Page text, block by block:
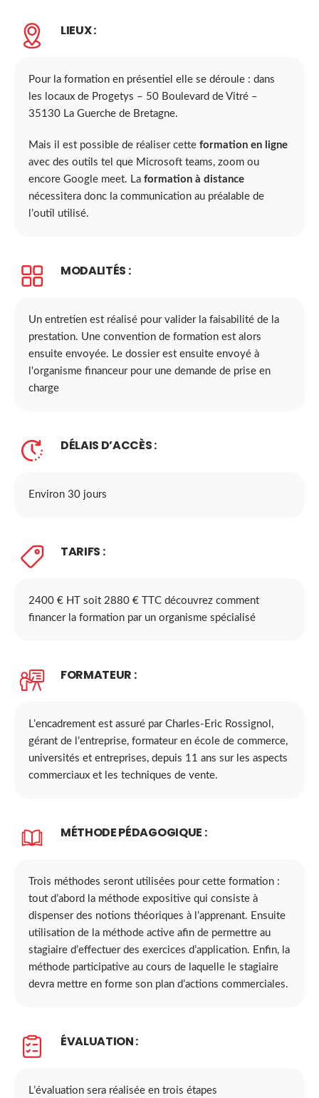
LIEUX :
Pour la formation en présentiel elle se déroule : dans
les locaux de Progetys – 50 Boulevard de Vitré –
35130 La Guerche de Bretagne.
Mais il est possible de réaliser cette formation en ligne
avec des outils tel que Microsoft teams, zoom ou
encore Google meet. La formation à distance
nécessitera donc la communication au préalable de
l’outil utilisé.
MODALITÉS :
Un entretien est réalisé pour valider la faisabilité de la
prestation. Une convention de formation est alors
ensuite envoyée. Le dossier est ensuite envoyé à
l'organisme financeur pour une demande de prise en
charge
DÉLAIS D’ACCÈS :
Environ 30 jours
TARIFS :
2400 € HT soit 2880 € TTC découvrez comment
financer la formation par un organisme spécialisé
FORMATEUR :
L’encadrement est assuré par Charles-Eric Rossignol,
gérant de l’entreprise, formateur en école de commerce,
universités et entreprises, depuis 11 ans sur les aspects
commerciaux et les techniques de vente.
MÉTHODE PÉDAGOGIQUE :
Trois méthodes seront utilisées pour cette formation :
tout d’abord la méthode expositive qui consiste à
dispenser des notions théoriques à l’apprenant. Ensuite
utilisation de la méthode active afin de permettre au
stagiaire d’effectuer des exercices d’application. Enfin, la
méthode participative au cours de laquelle le stagiaire
devra mettre en forme son plan d’actions commerciales.
ÉVALUATION :
L’évaluation sera réalisée en trois étapes